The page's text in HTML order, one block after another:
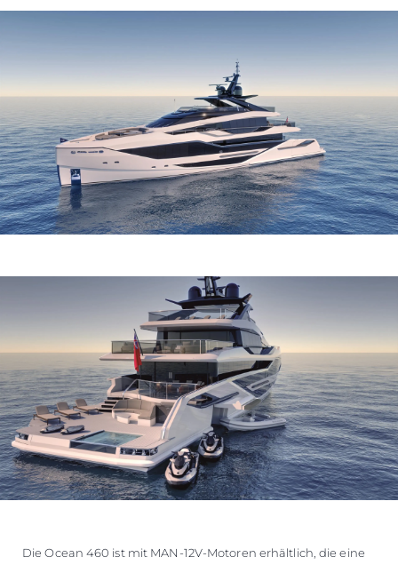
Die Ocean 460 ist mit MAN-12V-Motoren erhältlich, die eine